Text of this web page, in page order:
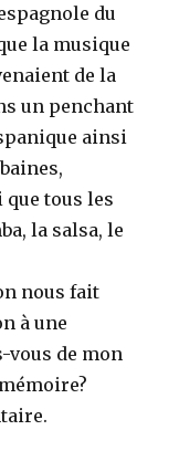
du
la musique
de la
un penchant
ainsi
tous les
la salsa, le
nous fait
à une
vous de mon